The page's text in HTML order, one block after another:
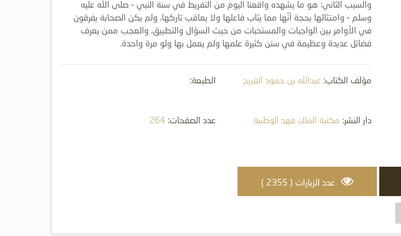
والسبب الثاني: هو ما يشهده واقعنا اليومَ من التفريط في سنة النبي – صلى الله عليه
وسلم – وامتثالها بحجة أنَّها مما يثاب فاعلها ولا يعاقب تاركها، ولم يكن الصحابة يفرقون
في الأوامر بين الواجبات والمستحبات من حيث السؤال والتطبيق، والعجب ممن يعرف
فضائل عديدة وعظيمة في سنن كثيرة علمها ولم يعمل بها ولو مرة واحدة.
مؤلف الكتاب: عبدالله بن حمود الفريح الطبعة:
دار النشر: مكتبة الملك فهد الوطنية عدد الصفحات: 264
عدد الزيارات ( 2355 )